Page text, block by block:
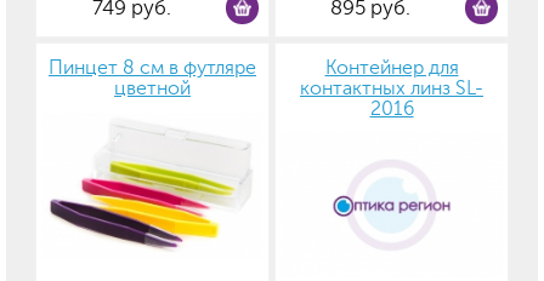
749 руб. 895 руб.
Пинцет 8 см в футляре
цветной
Контейнер для
контактных линз SL-
2016